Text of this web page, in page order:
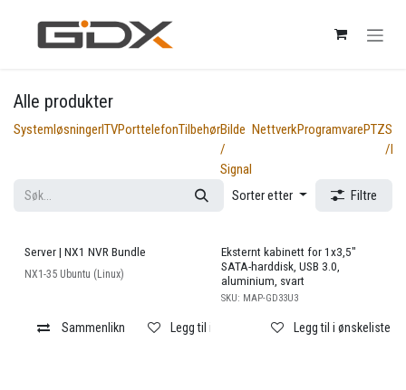
Alle produkter
SystemløsningerITVPorttelefonTilbehørBilde
/
Signal
NettverkProgramvarePTZ
/
Sorter etter Filtre
Server | NX1 NVR Bundle
NX1-35 Ubuntu (Linux)
Sammenlikn Legg til i ønskeliste
Eksternt kabinett for 1x3,5"
SATA-harddisk, USB 3.0,
aluminium, svart
SKU: MAP-GD33U3
Legg til i ønskeliste